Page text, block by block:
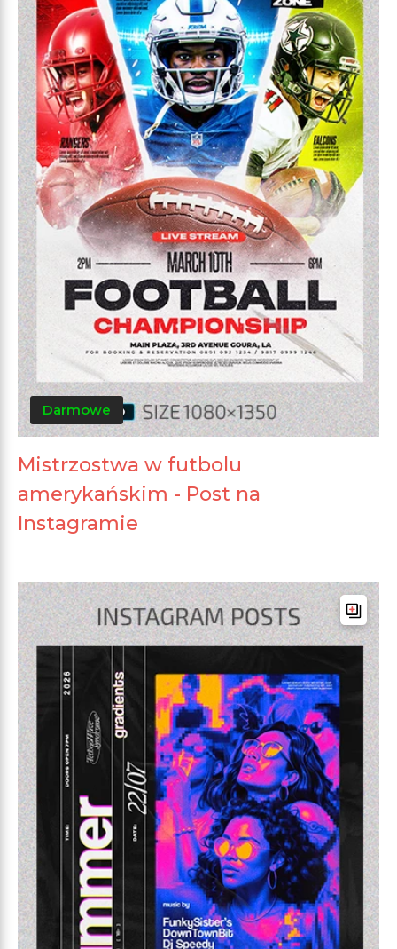
Darmowe
Mistrzostwa w futbolu
amerykańskim - Post na
Instagramie